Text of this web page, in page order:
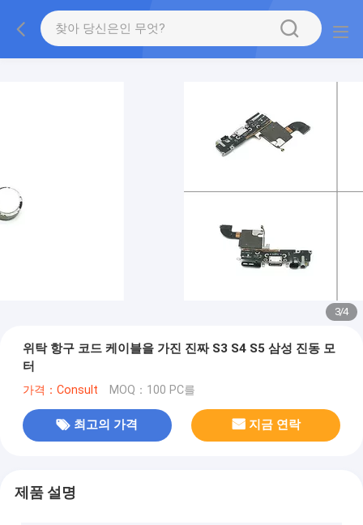
3/4
위탁 항구 코드 케이블을 가진 진짜 S3 S4 S5 삼성 진동 모
터
가격：Consult MOQ：100 PC를
최고의 가격 지금 연락
제품 설명